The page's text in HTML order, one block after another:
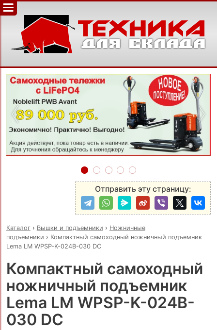
‹ ›
Отправить эту страницу:
Каталог› Вышки и подъемники › Ножничные
подъемники › Компактный самоходный ножничный подъемник
Lema LM WPSP-K-024B-030 DC
Компактный самоходный
ножничный подъемник
Lema LM WPSP-K-024B-
030 DC